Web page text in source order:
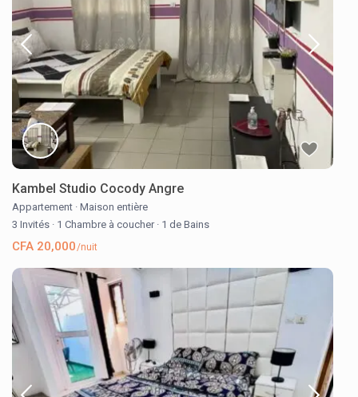
Kambel Studio Cocody Angre
Appartement · Maison entière
3 Invités · 1 Chambre à coucher · 1 de Bains
CFA 20,000/nuit